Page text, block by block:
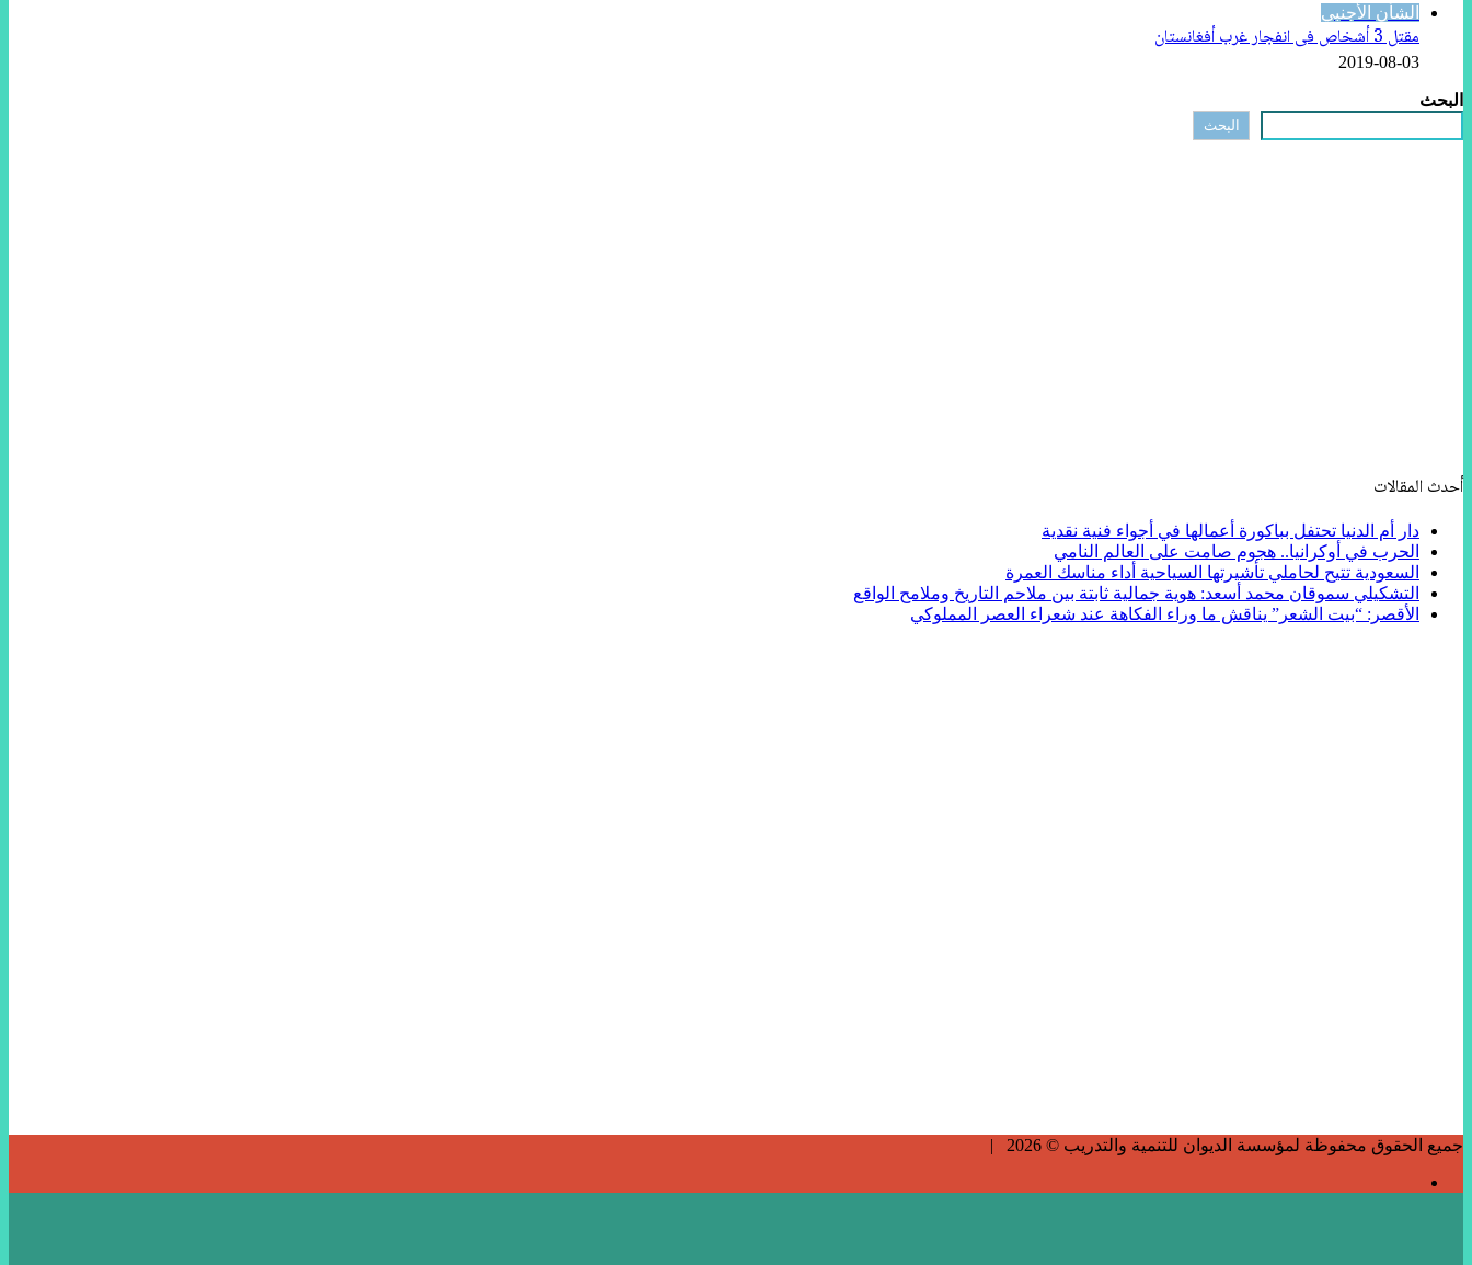
الشأن الأجنبي
مقتل 3 أشخاص فى انفجار غرب أفغانستان
2019-08-03
البحث
البحث
أحدث المقالات
دار أم الدنيا تحتفل بباكورة أعمالها في أجواء فنية نقدية
الحرب في أوكرانيا.. هجوم صامت على العالم النامي
السعودية تتيح لحاملي تأشيرتها السياحية أداء مناسك العمرة
التشكيلي سموقان محمد أسعد: هوية جمالية ثابتة بين ملاحم التاريخ وملامح الواقع
الأقصر: “بيت الشعر” يناقش ما وراء الفكاهة عند شعراء العصر المملوكي
جميع الحقوق محفوظة لمؤسسة الديوان للتنمية والتدريب © 2026 |